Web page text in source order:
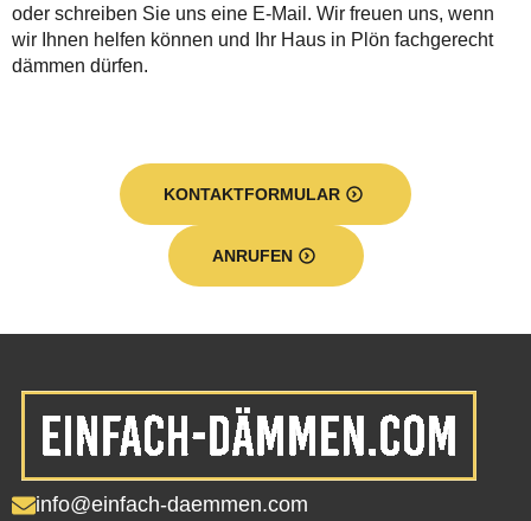
oder schreiben Sie uns eine E-Mail. Wir freuen uns, wenn
wir Ihnen helfen können und Ihr Haus in Plön fachgerecht
dämmen dürfen.
KONTAKTFORMULAR
ANRUFEN
info@einfach-daemmen.com